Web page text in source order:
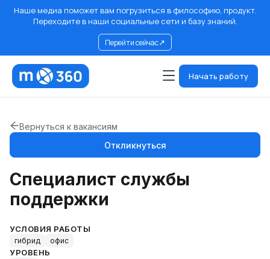
Наше медиа поможет вам погрузиться в философию, продукт.
Переходите в наши социальные сети и базу знаний.
Перейти сейчас↗
Начать работу
Вернуться к вакансиям
Откликнуться
Специалист службы
поддержки
УСЛОВИЯ РАБОТЫ
гибрид офис
УРОВЕНЬ